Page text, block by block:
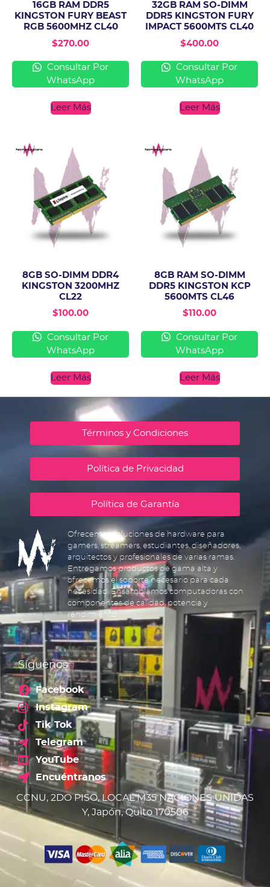
16GB RAM DDR5
KINGSTON FURY BEAST
RGB 5600MHZ CL40
$270.00
Consultar Por
WhatsApp
Leer Más
32GB RAM SO-DIMM
DDR5 KINGSTON FURY
IMPACT 5600MTS CL40
$400.00
Consultar Por
WhatsApp
Leer Más
8GB SO-DIMM DDR4
KINGSTON 3200MHZ
CL22
$100.00
Consultar Por
WhatsApp
Leer Más
8GB RAM SO-DIMM
DDR5 KINGSTON KCP
5600MTS CL46
$110.00
Consultar Por
WhatsApp
Leer Más
Términos y Condiciones
Política de Privacidad
Política de Garantía
Ofrecemos soluciones de hardware para
gamers, streamers, estudiantes, diseñadores,
arquitectos y profesionales de varias ramas.
Entregamos productos de gama alta y
ofrecemos el soporte necesario para cada
necesidad. Ensamblamos computadoras con
componentes de calidad, potencia y
rendimiento.
Síguenos
Facebook
Instagram
Tik Tok
Telegram
YouTube
Encuéntranos
CCNU, 2DO PISO, LOCAL M35 NACIONES UNIDAS
Y, Japón, Quito 170506